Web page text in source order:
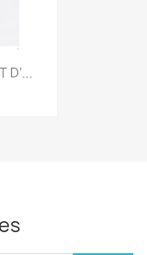
D’...